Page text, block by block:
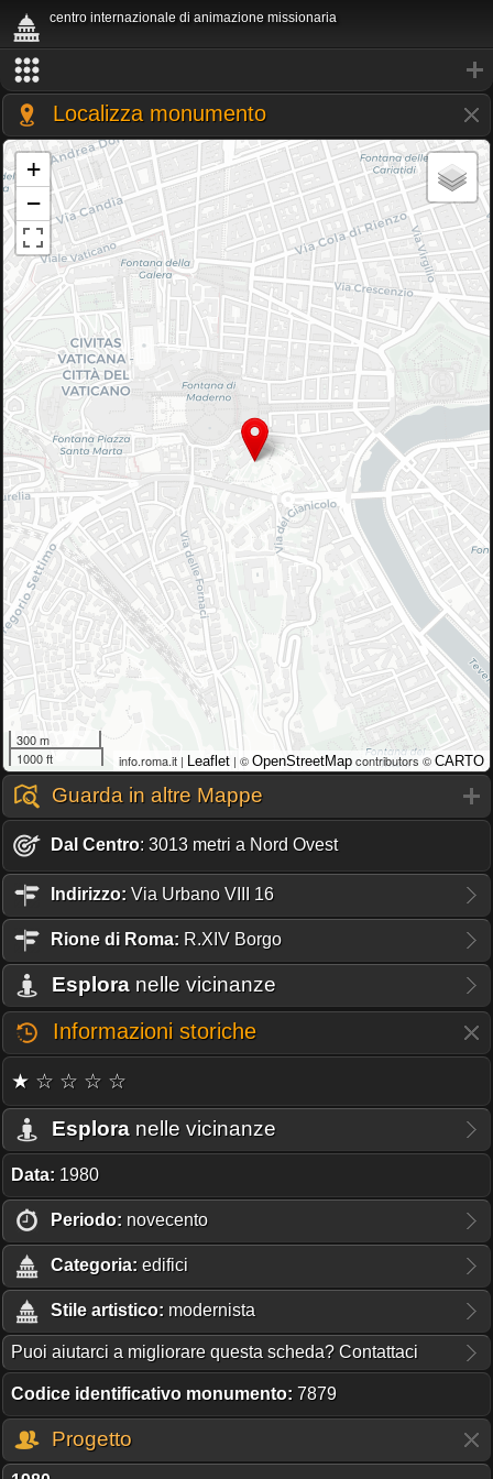
centro internazionale di animazione missionaria
Localizza monumento
+
−
300 m
1000 ft
info.roma.it | Leaflet | © OpenStreetMap contributors © CARTO
Guarda in altre Mappe
Dal Centro: 3013 metri a Nord Ovest
Indirizzo: Via Urbano VIII 16
Rione di Roma: R.XIV Borgo
Esplora nelle vicinanze
Informazioni storiche
★ ☆ ☆ ☆ ☆
Esplora nelle vicinanze
Data: 1980
Periodo: novecento
Categoria: edifici
Stile artistico: modernista
Puoi aiutarci a migliorare questa scheda? Contattaci
Codice identificativo monumento: 7879
Progetto